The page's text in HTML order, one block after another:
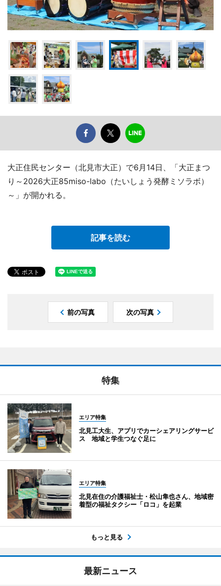
大正住民センター（北見市大正）で6月14日、「大正まつ
り～2026大正85miso-labo（たいしょう発酵ミソラボ）
～」が開かれる。
記事を読む
前の写真 次の写真
特集
エリア特集
北見工大生、アプリでカーシェアリングサービ
ス 地域と学生つなぐ足に
エリア特集
北見在住の介護福祉士・松山隼也さん、地域密
着型の福祉タクシー「ロコ」を起業
もっと見る
最新ニュース